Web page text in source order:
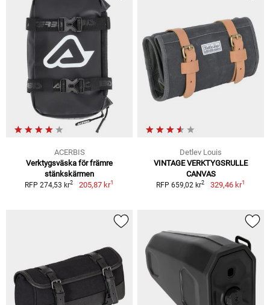
ACERBIS
Verktygsväska för främre
stänkskärmen
RFP 274,53 kr2 205,87 kr1
Detlev Louis
VINTAGE VERKTYGSRULLE
CANVAS
RFP 659,02 kr2 329,46 kr1